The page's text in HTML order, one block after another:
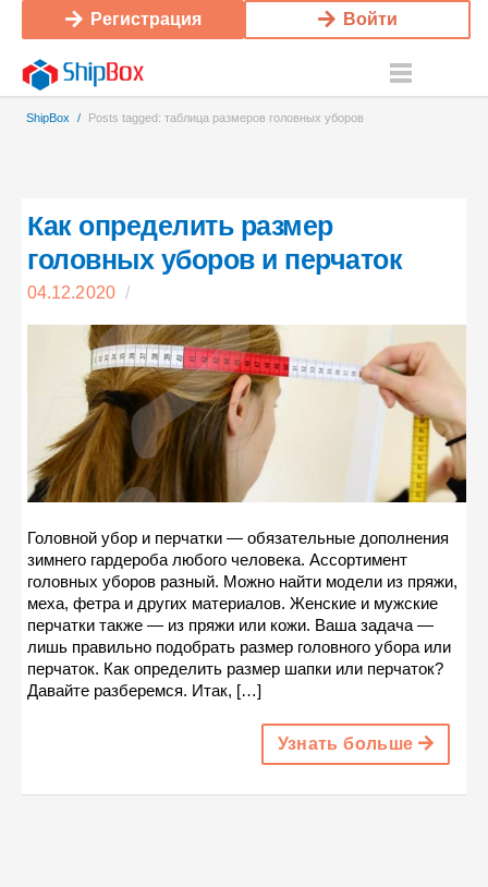
Регистрация Войти
ShipBox / Posts tagged: таблица размеров головных уборов
Как определить размер
головных уборов и перчаток
04.12.2020 /
Головной убор и перчатки — обязательные дополнения
зимнего гардероба любого человека. Ассортимент
головных уборов разный. Можно найти модели из пряжи,
меха, фетра и других материалов. Женские и мужские
перчатки также — из пряжи или кожи. Ваша задача —
лишь правильно подобрать размер головного убора или
перчаток. Как определить размер шапки или перчаток?
Давайте разберемся. Итак, […]
Узнать больше